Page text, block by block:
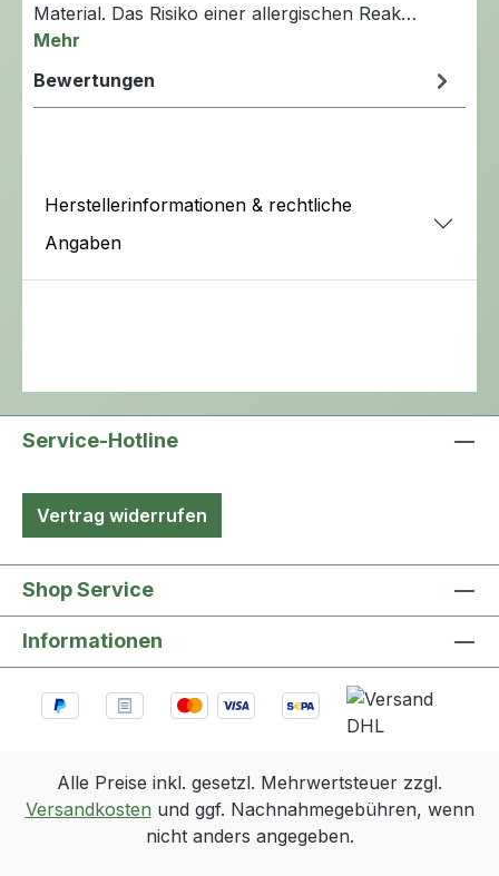
Material. Das Risiko einer allergischen Reak…
Mehr
Bewertungen
Herstellerinformationen & rechtliche
Angaben
Service-Hotline
Vertrag widerrufen
Shop Service
Informationen
Alle Preise inkl. gesetzl. Mehrwertsteuer zzgl.
Versandkosten und ggf. Nachnahmegebühren, wenn
nicht anders angegeben.